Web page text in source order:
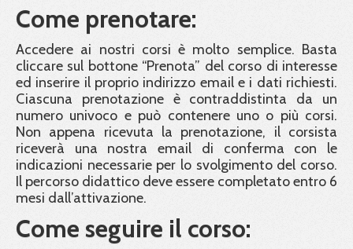
Come prenotare:
Accedere ai nostri corsi è molto semplice. Basta
cliccare sul bottone “Prenota” del corso di interesse
ed inserire il proprio indirizzo email e i dati richiesti.
Ciascuna prenotazione è contraddistinta da un
numero univoco e può contenere uno o più corsi.
Non appena ricevuta la prenotazione, il corsista
riceverà una nostra email di conferma con le
indicazioni necessarie per lo svolgimento del corso.
Il percorso didattico deve essere completato entro 6
mesi dall’attivazione.
Come seguire il corso: